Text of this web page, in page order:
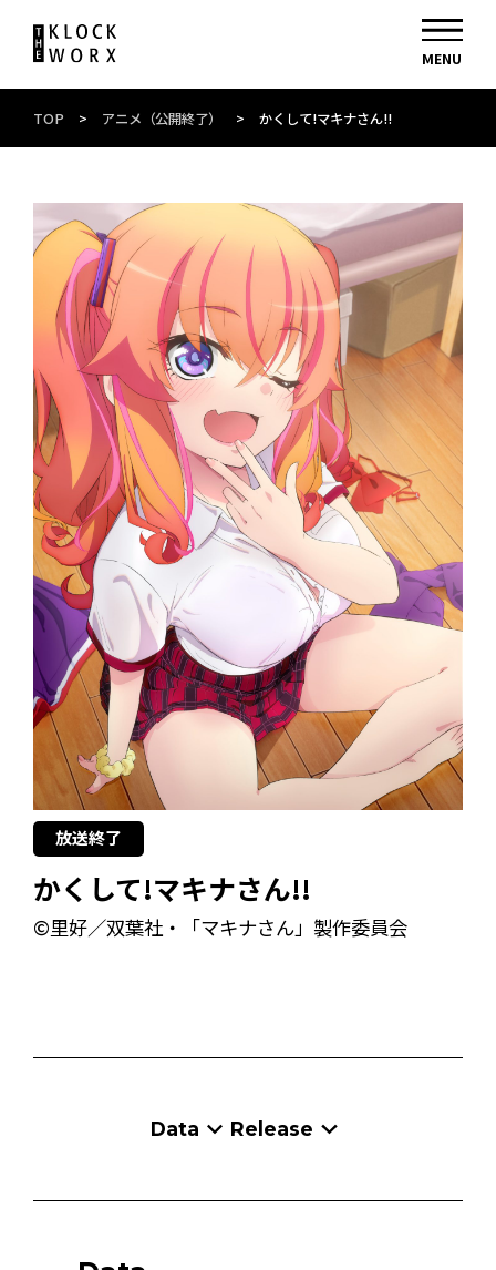
TOP > アニメ（公開終了） > かくして!マキナさん!!
放送終了
かくして!マキナさん!!
©里好／双葉社・「マキナさん」製作委員会
Data Release